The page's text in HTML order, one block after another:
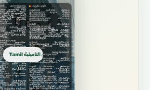
Tamil التاميلية தமிழ்